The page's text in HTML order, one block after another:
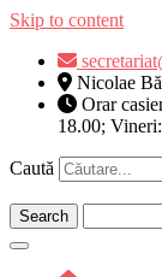
Skip to content
Nicolae
Orar
18.00;
Caută